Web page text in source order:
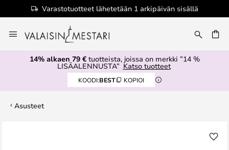
Varastotuotteet lähetetään 1 arkipäivän sisällä
to
Content
14% alkaen 79 €tuotteista, joissa on merkki ”14 %
LISÄALENNUSTA” Katso tuotteet
KOODI:BEST KOPIOI
Asusteet